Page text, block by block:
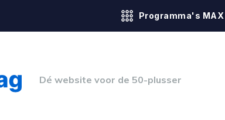
Programma's MAX
Dé website voor de 50-plusser